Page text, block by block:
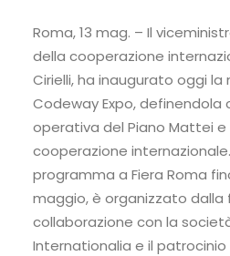
Roma, 13 mag. – Il
della cooperazione
Cirielli, ha inaugurato oggi
Codeway Expo, definendola
operativa del Piano Mattei e
cooperazione internazionale.
programma a Fiera Roma
maggio, è organizzato dalla
collaborazione con la
Internationalia e il